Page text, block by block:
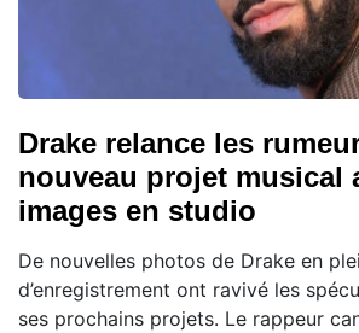
Drake relance les
nouveau projet musical
images en studio
De nouvelles photos de Drake en
d’enregistrement ont ravivé les
ses prochains projets. Le rappeur